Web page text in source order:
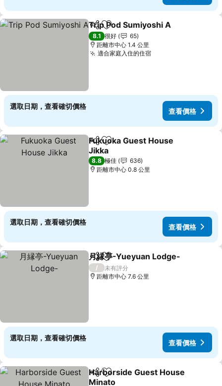
分享 放到收藏夾
Trip Pod Sumiyoshi A
8.1 很好
65
距離市中心 1.4 公里
適合家庭入住的住宿查看價格
選取日期，查看確切價格
查看價格
分享 放到收藏夾
Fukuoka Guest House
Jikka
查看價格
8.8 極佳
636
距離市中心 0.8 公里
選取日期，查看確切價格
查看價格
分享 放到收藏夾
月縁亭-Yueyuan Lodge-
/
未有評分
距離市中心 7.6 公里
選取日期，查看確切價格
查看價格
分享 放到收藏夾
Harborside Guest House
Minato